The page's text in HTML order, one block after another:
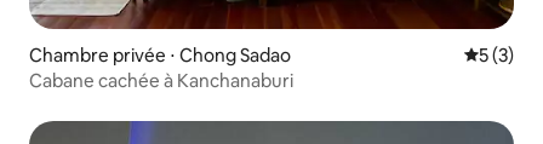
Chambre privée ⋅ Chong Sadao
5 (3)
Cabane cachée à Kanchanaburi